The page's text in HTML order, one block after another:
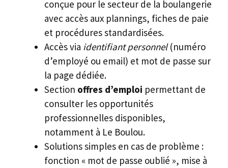
conçue pour le secteur de la boulangerie
avec accès aux plannings, fiches de paie
et procédures standardisées.
Accès via identifiant personnel(numéro
d’employé ou email) et mot de passe sur
la page dédiée.
Section offres d’emploi permettant de
consulter les opportunités
professionnelles disponibles,
notamment à Le Boulou.
Solutions simples en cas de problème :
fonction « mot de passe oublié », mise à